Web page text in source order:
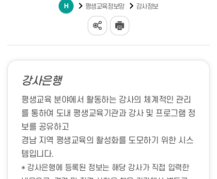
평생교육정보망 강사정보
강사은행
평생교육 분야에서 활동하는 강사의 체계적인 관리
를 통하여 도내 평생교육기관과 강사 및 프로그램 정
보를 공유하고
경남 지역 평생교육의 활성화를 도모하기 위한 시스
템입니다.
* 강사은행에 등록된 정보는 해당 강사가 직접 입력한